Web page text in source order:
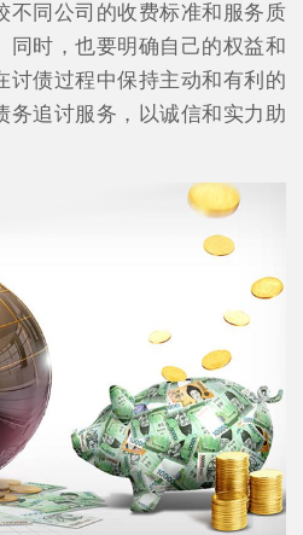
不同公司的收费标准和服务质
同时，也要明确自己的权益和
讨债过程中保持主动和有利的
务追讨服务，以诚信和实力助